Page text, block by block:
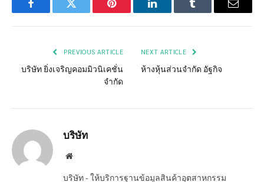
FacebookTwitter Pinterest LinkedInTumblr Email
PREVIOUS ARTICLE
บริษัท ยิ่งเจริญคอมมิวนิเคชั่น
จำกัด
NEXT ARTICLE
ห้างหุ้นส่วนจำกัด อัฐกิจ
บริษัท
Website
บริษัท - ให้บริการฐานข้อมูลสินค้าอุตสาหกรรม